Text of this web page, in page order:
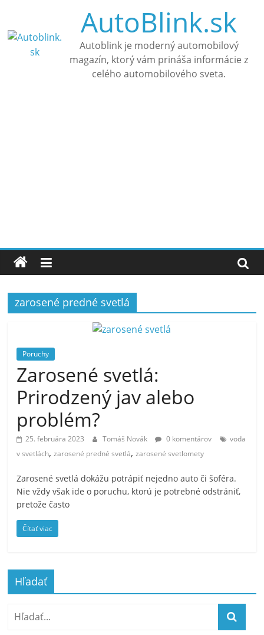
content
AutoBlink.sk
Autoblink je moderný automobilový
magazín, ktorý vám prináša informácie z
celého automobilového sveta.
zarosené predné svetlá
Poruchy
Zarosené svetlá:
Prirodzený jav alebo
problém?
25. februára 2023 Tomáš Novák 0 komentárov
voda
v svetlách,zarosené predné svetlá,zarosené svetlomety
Zarosené svetlá dokážu potrápiť nejedno auto či šoféra.
Nie vždy však ide o poruchu, ktorú je potrebné odstrániť,
pretože často
Čítať viac
Hľadať